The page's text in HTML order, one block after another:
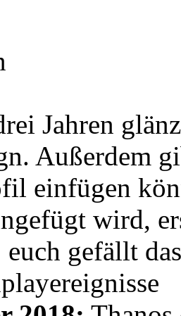
Jahren
Außerdem
einfügen
wird,
gefällt